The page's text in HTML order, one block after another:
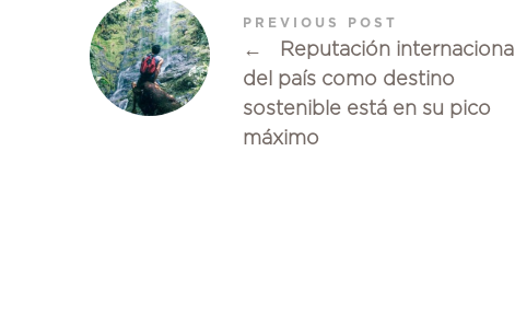
PREVIOUS POST
←
Reputación internacional
del país como destino
sostenible está en su pico
máximo